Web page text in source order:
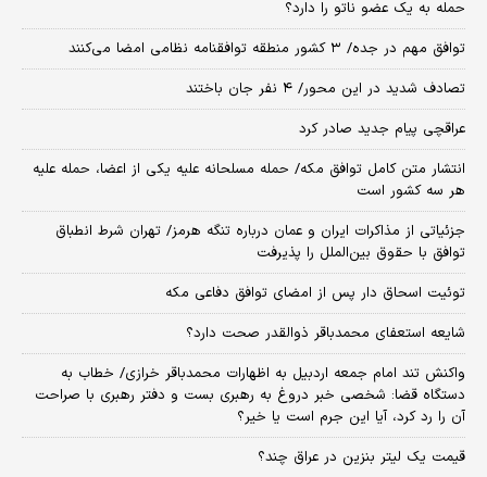
حمله به یک عضو ناتو را دارد؟
توافق مهم در جده/ ۳ کشور منطقه توافقنامه نظامی امضا می‌کنند
تصادف شدید در این محور/ ۴ نفر جان باختند
عراقچی پیام جدید صادر کرد
انتشار متن کامل توافق مکه/ حمله مسلحانه علیه یکی از اعضا، حمله علیه
هر سه کشور است
جزئیاتی از مذاکرات ایران و عمان درباره تنگه هرمز/ تهران شرط انطباق
توافق با حقوق بین‌الملل را پذیرفت
توئیت اسحاق دار پس از امضای توافق دفاعی مکه
شایعه استعفای محمدباقر ذوالقدر صحت دارد؟
واکنش تند امام جمعه اردبیل به اظهارات محمدباقر خرازی/ خطاب به
دستگاه قضا: شخصی خبر دروغ به رهبری بست و دفتر رهبری با صراحت
آن را رد کرد، آیا این جرم است یا خیر؟
قیمت یک لیتر بنزین در عراق چند؟